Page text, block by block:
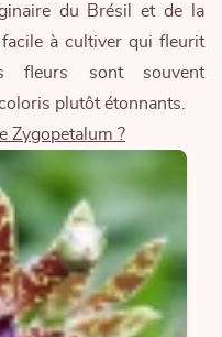
du Brésil et de la
facile à cultiver qui fleurit
fleurs sont souvent
plutôt étonnants.
Zygopetalum ?